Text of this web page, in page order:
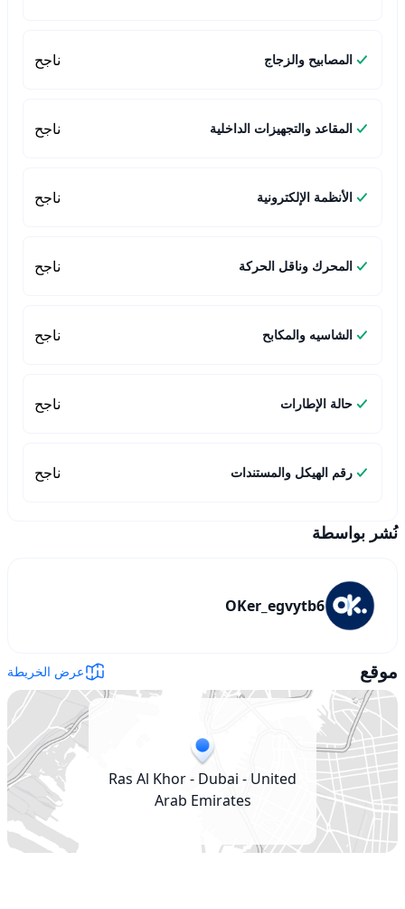
المصابيح والزجاج ناجح
المقاعد والتجهيزات الداخلية ناجح
الأنظمة الإلكترونية ناجح
المحرك وناقل الحركة ناجح
الشاسيه والمكابح ناجح
حالة الإطارات ناجح
رقم الهيكل والمستندات ناجح
نُشر بواسطة
OKer_egvytb6
موقع عرض الخريطة
Ras Al Khor - Dubai - United
Arab Emirates